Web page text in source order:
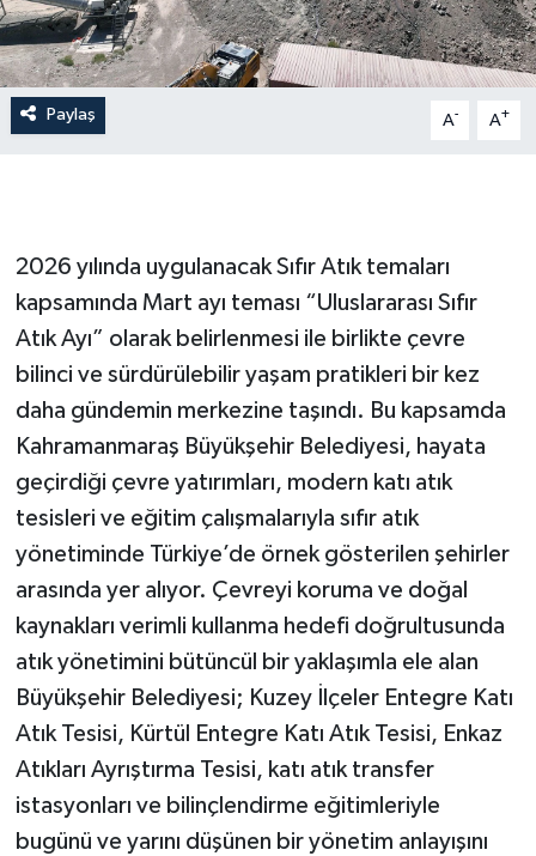
Paylaş A- A+
2026 yılında uygulanacak Sıfır Atık temaları
kapsamında Mart ayı teması “Uluslararası Sıfır
Atık Ayı” olarak belirlenmesi ile birlikte çevre
bilinci ve sürdürülebilir yaşam pratikleri bir kez
daha gündemin merkezine taşındı. Bu kapsamda
Kahramanmaraş Büyükşehir Belediyesi, hayata
geçirdiği çevre yatırımları, modern katı atık
tesisleri ve eğitim çalışmalarıyla sıfır atık
yönetiminde Türkiye’de örnek gösterilen şehirler
arasında yer alıyor. Çevreyi koruma ve doğal
kaynakları verimli kullanma hedefi doğrultusunda
atık yönetimini bütüncül bir yaklaşımla ele alan
Büyükşehir Belediyesi; Kuzey İlçeler Entegre Katı
Atık Tesisi, Kürtül Entegre Katı Atık Tesisi, Enkaz
Atıkları Ayrıştırma Tesisi, katı atık transfer
istasyonları ve bilinçlendirme eğitimleriyle
bugünü ve yarını düşünen bir yönetim anlayışını